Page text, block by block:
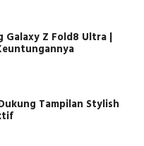
Galaxy Z Fold8 Ultra |
Tampilan Stylish